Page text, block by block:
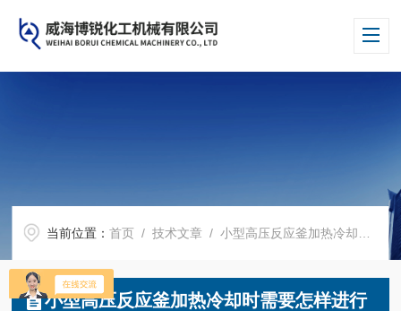
当前位置：首页 /技术文章 / 小型高压反应釜加热冷却时需要怎样进行操作
小型高压反应釜加热冷却时需要怎样进行